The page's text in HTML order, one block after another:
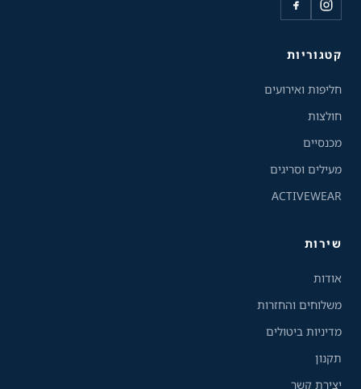
קטגוריות
חליפות ואירועים
חולצות
מכנסיים
מעילים וסריגים
ACTIVEWEAR
שירות
אודות
משלוחים והחזרות
מדיניות ביטולים
תקנון
יצירת קשר
גודל טקסט
מצבי תצוגה